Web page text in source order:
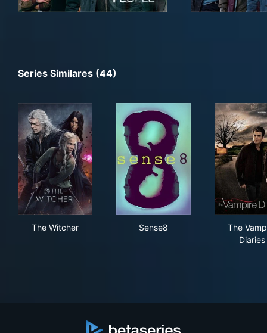
Series Similares (44)
The Witcher Sense8
The
Diaries